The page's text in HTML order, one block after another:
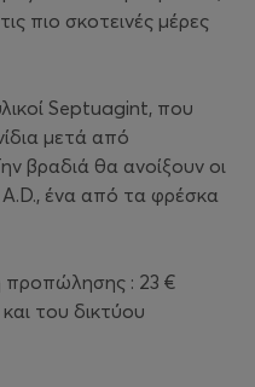
πιο σκοτεινές μέρες
Septuagint, που
μετά από
βραδιά θα ανοίξουν οι
A.D., ένα από τα φρέσκα
προπώλησης : 23 €
του δικτύου